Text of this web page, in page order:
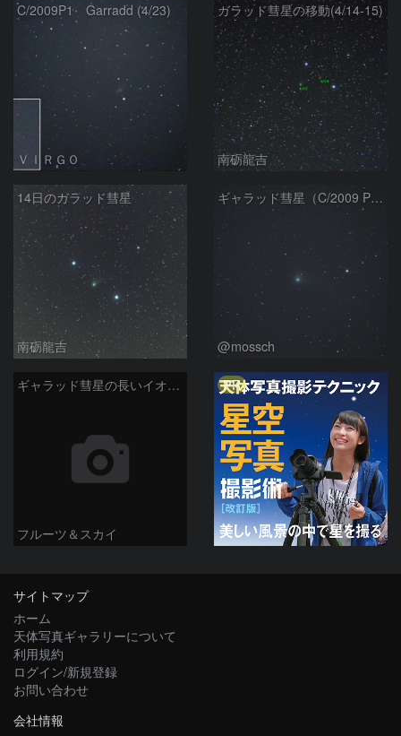
C/2009P1 Garradd (4/23)
ＶＩＲＧＯ
ガラッド彗星の移動(4/14-15)
南砺龍吉
14日のガラッド彗星
南砺龍吉
ギャラッド彗星（C/2009 P1）
@mossch
ギャラッド彗星の長いイオンテイル
フルーツ＆スカイ
PR
サイトマップ
ホーム
天体写真ギャラリーについて
利用規約
ログイン/新規登録
お問い合わせ
会社情報